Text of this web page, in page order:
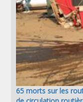
65 morts sur les